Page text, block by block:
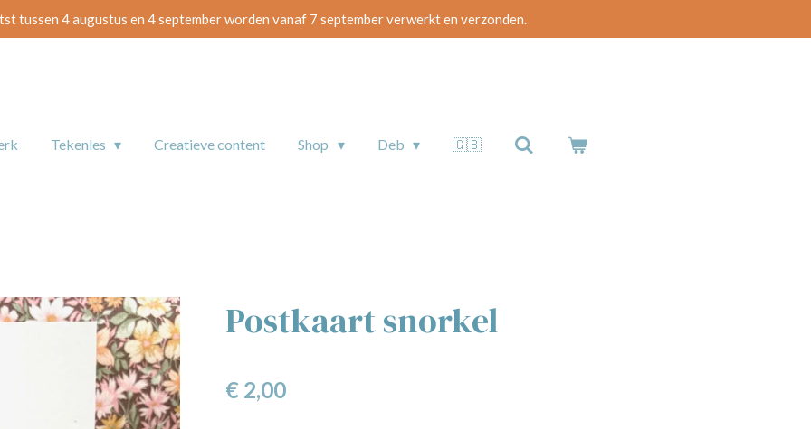
tussen 4 augustus en 4 september worden vanaf 7 september verwerkt en verzonden.
Tekenles Creatieve content Shop Deb 🇬🇧
Postkaart snorkel
€ 2,00